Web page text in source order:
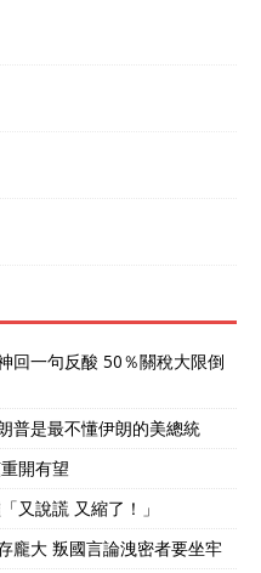
回一句反酸 50％關稅大限倒
普是最不懂伊朗的美總統
開有望
又說謊 又縮了！」
龐大 叛國言論洩密者要坐牢